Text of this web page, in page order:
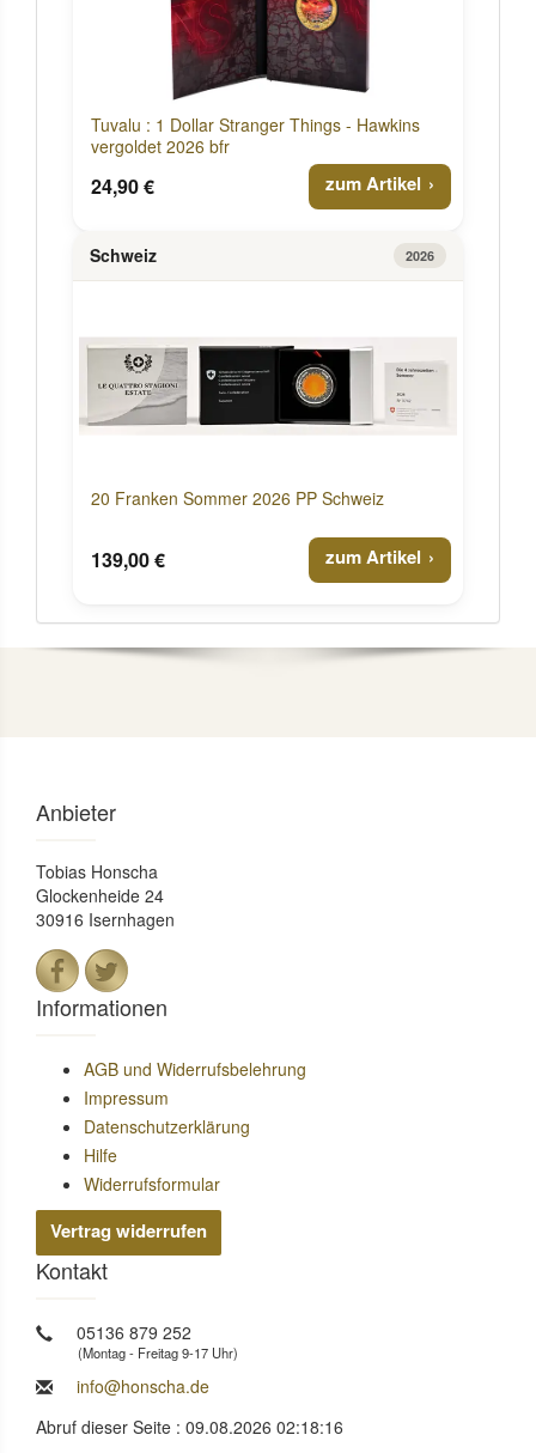
Tuvalu : 1 Dollar Stranger Things - Hawkins
vergoldet 2026 bfr
24,90 € zum Artikel
Schweiz 2026
20 Franken Sommer 2026 PP Schweiz
139,00 € zum Artikel
Anbieter
Tobias Honscha
Glockenheide 24
30916 Isernhagen
Informationen
AGB und Widerrufsbelehrung
Impressum
Datenschutzerklärung
Hilfe
Widerrufsformular
Vertrag widerrufen
Kontakt
05136 879 252
(Montag - Freitag 9-17 Uhr)
info@honscha.de
Abruf dieser Seite : 09.08.2026 02:18:16